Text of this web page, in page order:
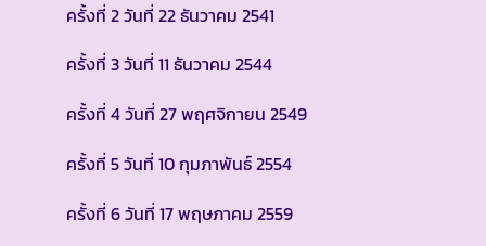
งที่ 2 วันที่ 22 ธันวาคม 2541
งที่ 3 วันที่ 11 ธันวาคม 2544
งที่ 4 วันที่ 27 พฤศจิกายน 2549
งที่ 5 วันที่ 10 กุมภาพันธ์ 2554
งที่ 6 วันที่ 17 พฤษภาคม 2559